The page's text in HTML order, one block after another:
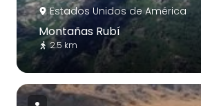
Estados Unidos de América
Montañas Rubí
2.5 km